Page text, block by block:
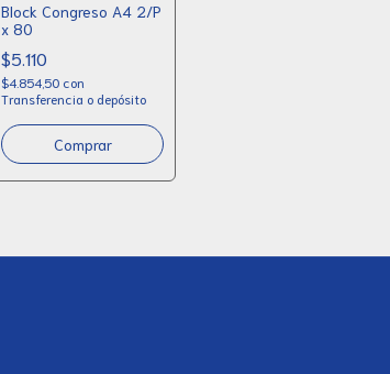
Block Congreso A4 2/P
x 80
$5.110
$4.854,50 con
Transferencia o depósito
Comprar